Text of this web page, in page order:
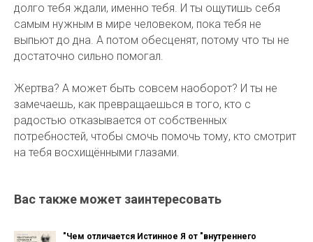
долго тебя ждали, именно тебя. И ты ощутишь себя
самым нужным в мире человеком, пока тебя не
выпьют до дна. А потом обесценят, потому что ты не
достаточно сильно помогал.
Жертва? А может быть совсем наоборот? И ты не
замечаешь, как превращаешься в того, кто с
радостью отказывается от собственных
потребностей, чтобы смочь помочь тому, кто смотрит
на тебя восхищёнными глазами.
Вас также может заинтересовать
"Чем отличается Истинное Я от "внутреннего